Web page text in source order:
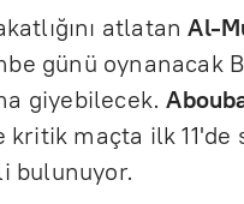
atlatanAl-
günü oynanacak
giyebilecek.
kritik maçta ilk 11'de
bulunuyor.